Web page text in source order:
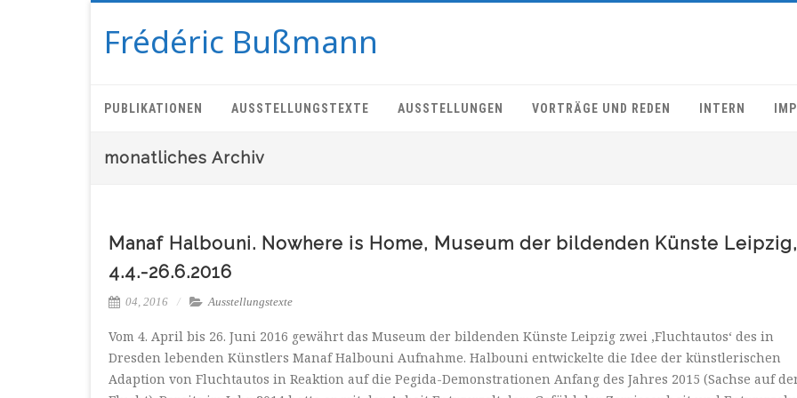
Frédéric Bußmann
PUBLIKATIONEN AUSSTELLUNGSTEXTE AUSSTELLUNGEN VORTRÄGE UND REDEN INTERN
monatliches Archiv
Manaf Halbouni. Nowhere is Home, Museum der bildenden Künste Leipzig,
4.4.-26.6.2016
04, 2016 Ausstellungstexte
Vom 4. April bis 26. Juni 2016 gewährt das Museum der bildenden Künste Leipzig zwei ‚Fluchtautos‘ des in
Dresden lebenden Künstlers Manaf Halbouni Aufnahme. Halbouni entwickelte die Idee der künstlerischen
Adaption von Fluchtautos in Reaktion auf die Pegida-Demonstrationen Anfang des Jahres 2015 (Sachse auf